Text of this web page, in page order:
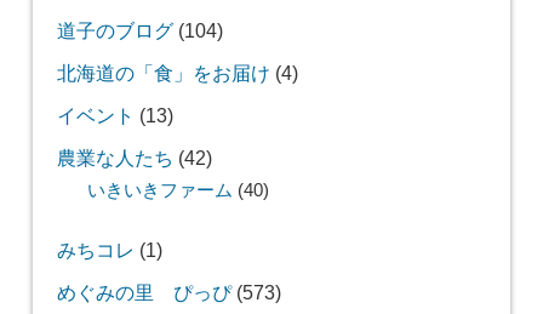
道子のブログ(104)
北海道の「食」をお届け (4)
イベント (13)
農業な人たち (42)
いきいきファーム (40)
みちコレ (1)
めぐみの里 ぴっぴ(573)